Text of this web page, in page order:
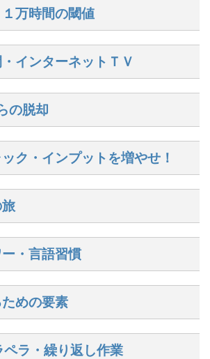
万時間の閾値
インターネットＴＶ
の脱却
ク・インプットを増やせ！
・言語習慣
めの要素
ラ・繰り返し作業